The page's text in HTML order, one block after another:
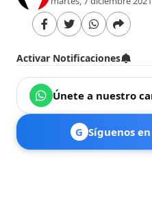
Activar Notificaciones
Únete a nuestro
G Síguenos